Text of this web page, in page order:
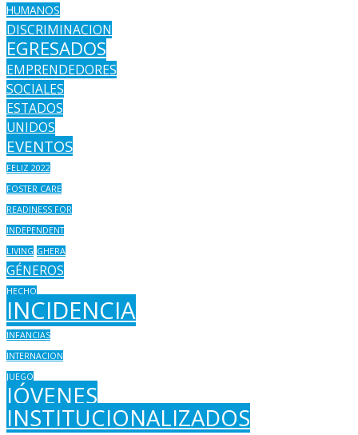
HUMANOS
DISCRIMINACION
EGRESADOS
EMPRENDEDORES
SOCIALES
ESTADOS
UNIDOS
EVENTOS
FELIZ 2022
FOSTER CARE
READINESS FOR
INDEPENDENT
LIVING GHERA
GÉNEROS
HECHO
INCIDENCIA
INFANCIAS
INTERNACION
JUEGO
JÓVENES
INSTITUCIONALIZADOS